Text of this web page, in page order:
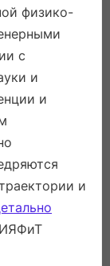
физико-
с
и
и
и
ИЯФиТ